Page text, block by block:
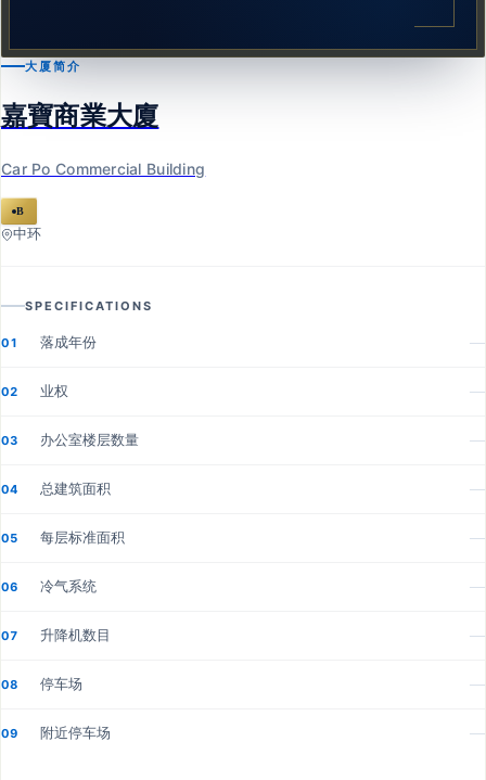
大厦简介
嘉寶商業大廈
Car Po Commercial Building
B
中环
SPECIFICATIONS
01 落成年份 —
02 业权 —
03 办公室楼层数量 —
04 总建筑面积 —
05 每层标准面积 —
06 冷气系统 —
07 升降机数目 —
08 停车场 —
09 附近停车场 —